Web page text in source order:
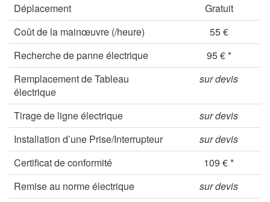
Déplacement
Gratuit
Coût de la mainœuvre (/heure)
55 €
Recherche de panne électrique
95 € *
Remplacement de Tableau
électrique
sur devis
Tirage de ligne électrique
sur devis
Installation d’une Prise/Interrupteur
sur devis
Certificat de conformité
109 € *
Remise au norme électrique
sur devis